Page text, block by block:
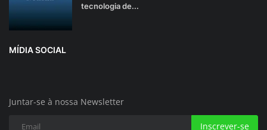
tecnologia de...
MÍDIA SOCIAL
Juntar-se à nossa Newsletter
Inscrever-se